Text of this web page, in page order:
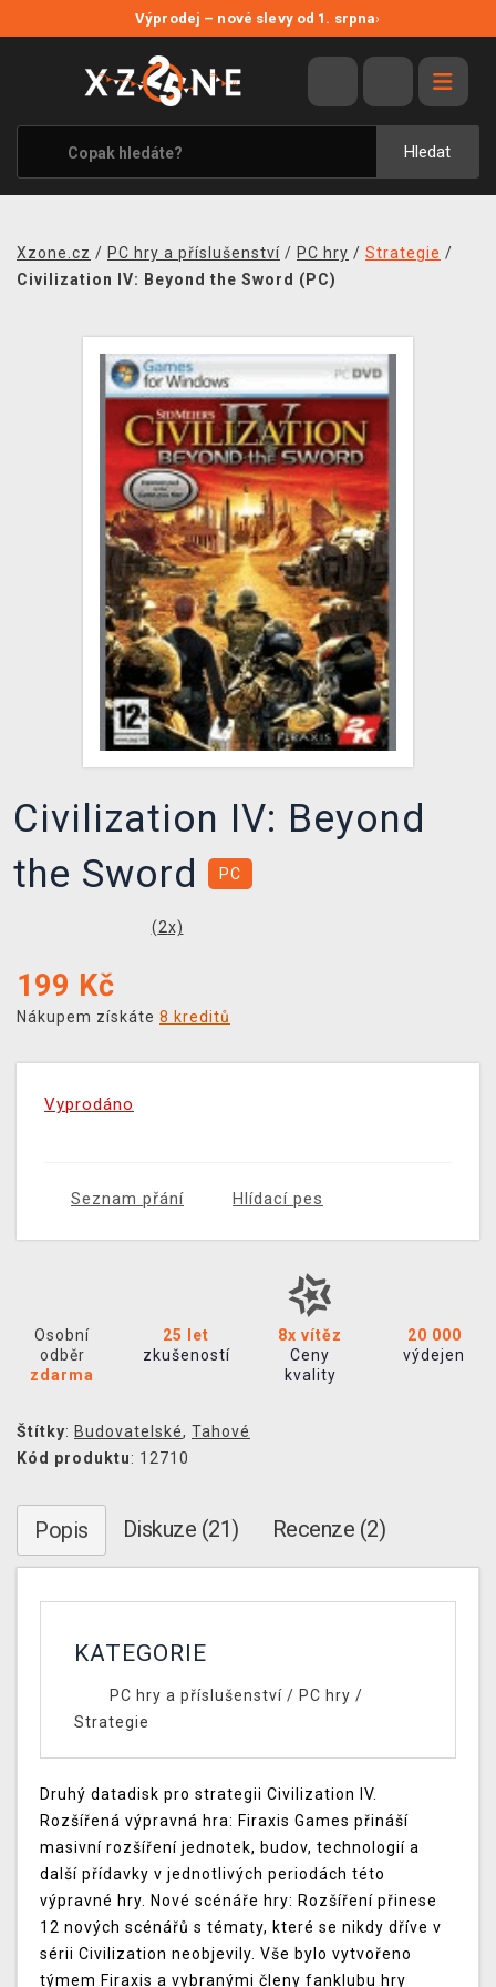
Výprodej – nové slevy od 1. srpna›
Hledat
VÝPRODEJ
VIDEOHRY
XZONE ORIGINALS
TÉMATIKY
MERCHANDISE
PRODEJNY
DOPRAVA
XZONE KLUB
TCG & BOARDGAME HUB
VÝKUP HER (BAZAR)
Xzone.cz / PC hry a příslušenství / PC hry / Strategie /
Civilization IV: Beyond the Sword (PC)
Civilization IV: Beyond
the Sword
PC
(2x)
199 Kč
Nákupem získáte 8 kreditů
Vyprodáno
Seznam přání Hlídací pes
Osobní
odběr
zdarma
25 let
zkušeností
8x vítěz
Ceny
kvality
20 000
výdejen
Štítky: Budovatelské, Tahové
Kód produktu: 12710
Popis Diskuze (21) Recenze (2)
KATEGORIE
PC hry a příslušenství/ PC hry /
Strategie
Druhý datadisk pro strategii Civilization IV.
Rozšířená výpravná hra: Firaxis Games přináší
masivní rozšíření jednotek, budov, technologií a
další přídavky v jednotlivých periodách této
výpravné hry. Nové scénáře hry: Rozšíření přinese
12 nových scénářů s tématy, které se nikdy dříve v
sérii Civilization neobjevily. Vše bylo vytvořeno
týmem Firaxis a vybranými členy fanklubu hry